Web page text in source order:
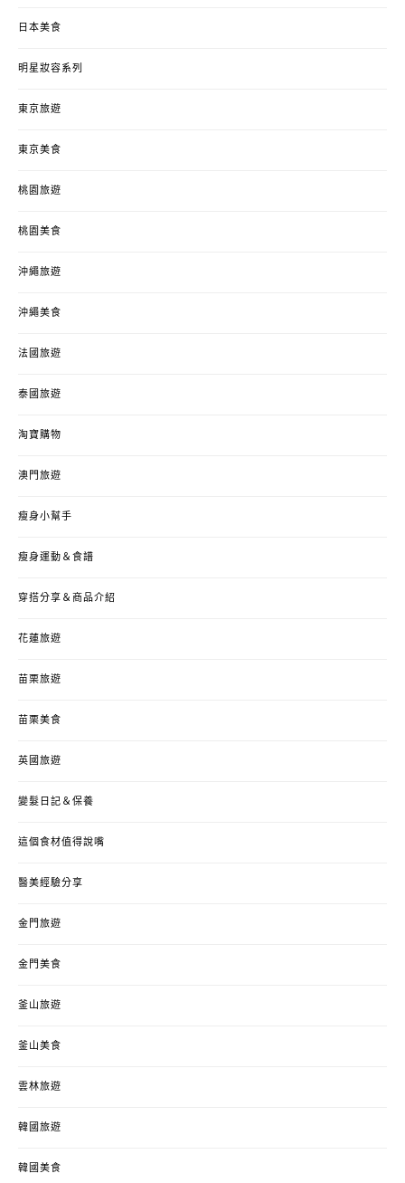
日本美食
明星妝容系列
東京旅遊
東京美食
桃園旅遊
桃園美食
沖繩旅遊
沖繩美食
法國旅遊
泰國旅遊
淘寶購物
澳門旅遊
瘦身小幫手
瘦身運動＆食譜
穿搭分享＆商品介紹
花蓮旅遊
苗栗旅遊
苗栗美食
英國旅遊
變髮日記＆保養
這個食材值得說嘴
醫美經驗分享
金門旅遊
金門美食
釜山旅遊
釜山美食
雲林旅遊
韓國旅遊
韓國美食